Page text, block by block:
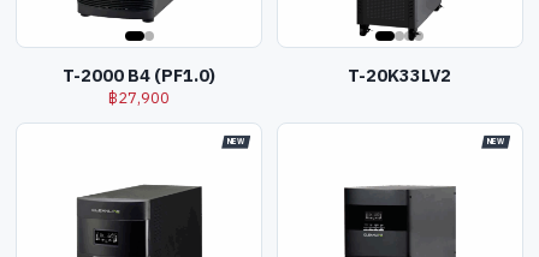
T-2000 B4 (PF1.0)
฿27,900
T-20K33LV2
NEW NEW